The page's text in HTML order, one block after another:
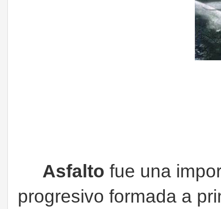
Asfalto fue una
progresivo formada a